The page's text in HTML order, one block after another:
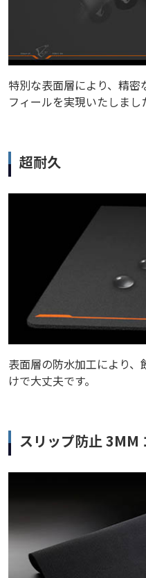
特別な表面層により、精
フィールを実現いたしまし
超耐久
表面層の防水加工により
けで大丈夫です。
スリップ防止 3MM